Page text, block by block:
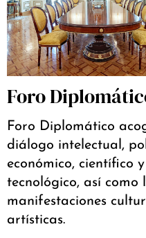
Foro
Foro Diplomático
diálogo intelectual,
económico, científico y
tecnológico, así como
manifestaciones
artísticas.